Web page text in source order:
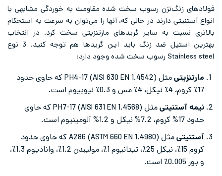
فولادهای زنگ‌نزن رسوب سخت شده مقاومت به خوردگی مشابهی با
انواع آستنیتی دارند در حالی که، آنها را می‌توان به سرعت به استحکام
بالاتری نسبت به سایر گریدهای مارتنزیتی سخت کرد. در انتخاب
بهترین استیل ضد زنگ باید این گریدها هم توجه کنید. 3 نوع
Stainless steel رسوب سخت شده وجود دارد:
مارتنزیتی
مثل PH4-17 (AISI 630 EN 1.4542) که حاوی حدود
17٪ کروم، 4٪ نیکل، 4٪ مس و 0.3٪ نیوبیوم است.
نیمه آستنیتی
مثل (AISI 631 EN 1.4568) PH7-17 که حاوی
حدود 17% کروم، 7.2% نیکل و 1.2% آلومینیوم است.
آستنیتی
مثل A286 (ASTM 660 EN 1.4980) که حاوی حدود
کروم 15٪، نیکل 25٪، تیتانیوم 1٪، مولیبدن 1.2٪، وانادیوم 1.3٪،
و بور 0.005٪ است.